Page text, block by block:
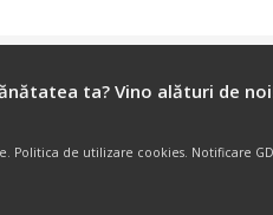
ta? Vino alături de
. Politica de utilizare cookies. Notificare